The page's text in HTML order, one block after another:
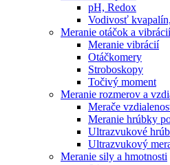
pH, Redox
Vodivosť
Meranie otáčok a vibrácií
Meranie vibrácií
Otáčkomery
Stroboskopy
Točivý moment
Meranie rozmerov a
Merače
Meranie hrúbky
Ultrazvukové
Ultrazvukový
Meranie sily a hmotnosti